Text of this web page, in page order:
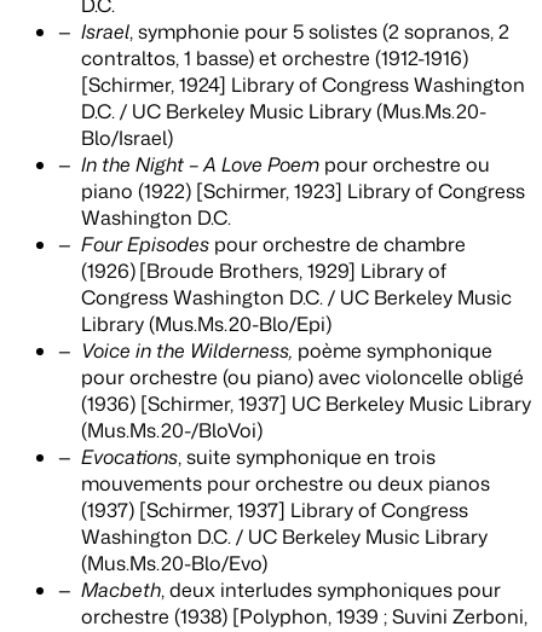
Israel, symphonie pour 5 solistes (2 sopranos, 2
contraltos, 1 basse) et orchestre (1912-1916)
[Schirmer, 1924] Library of Congress Washington
D.C. / UC Berkeley Music Library (Mus.Ms.20-
Blo/Israel)
In the Night – A Love Poem pour orchestre ou
piano (1922) [Schirmer, 1923] Library of Congress
Washington D.C.
Four Episodes pour orchestre de chambre
(1926)[Broude Brothers, 1929] Library of
Congress Washington D.C. / UC Berkeley Music
Library (Mus.Ms.20-Blo/Epi)
Voice in the Wilderness, poème symphonique
pour orchestre (ou piano) avec violoncelle obligé
(1936) [Schirmer, 1937] UC Berkeley Music Library
(Mus.Ms.20-/BloVoi)
Evocations, suite symphonique en trois
mouvements pour orchestre ou deux pianos
(1937) [Schirmer, 1937] Library of Congress
Washington D.C. / UC Berkeley Music Library
(Mus.Ms.20-Blo/Evo)
Macbeth, deux interludes symphoniques pour
orchestre (1938) [Polyphon, 1939 ; Suvini Zerboni,